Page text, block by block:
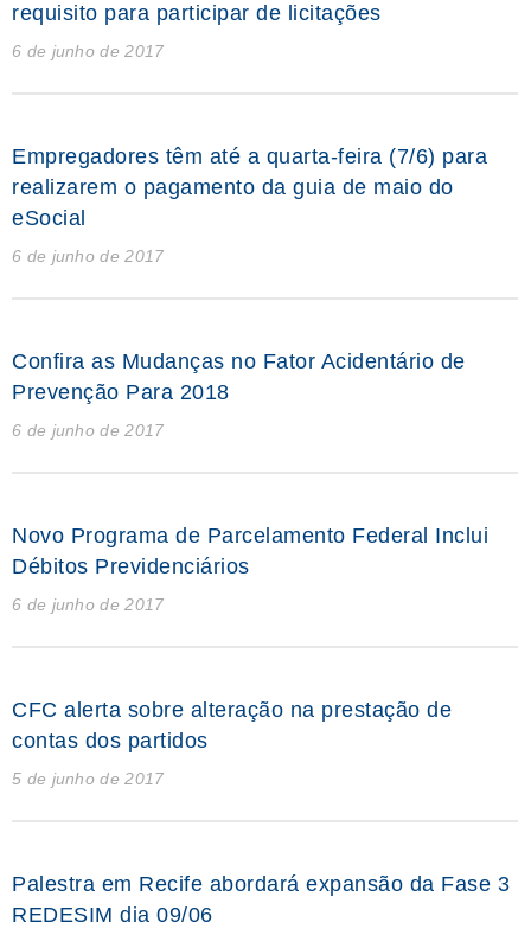
requisito para participar de licitações
6 de junho de 2017
Empregadores têm até a quarta-feira (7/6) para
realizarem o pagamento da guia de maio do
eSocial
6 de junho de 2017
Confira as Mudanças no Fator Acidentário de
Prevenção Para 2018
6 de junho de 2017
Novo Programa de Parcelamento Federal Inclui
Débitos Previdenciários
6 de junho de 2017
CFC alerta sobre alteração na prestação de
contas dos partidos
5 de junho de 2017
Palestra em Recife abordará expansão da Fase 3
REDESIM dia 09/06